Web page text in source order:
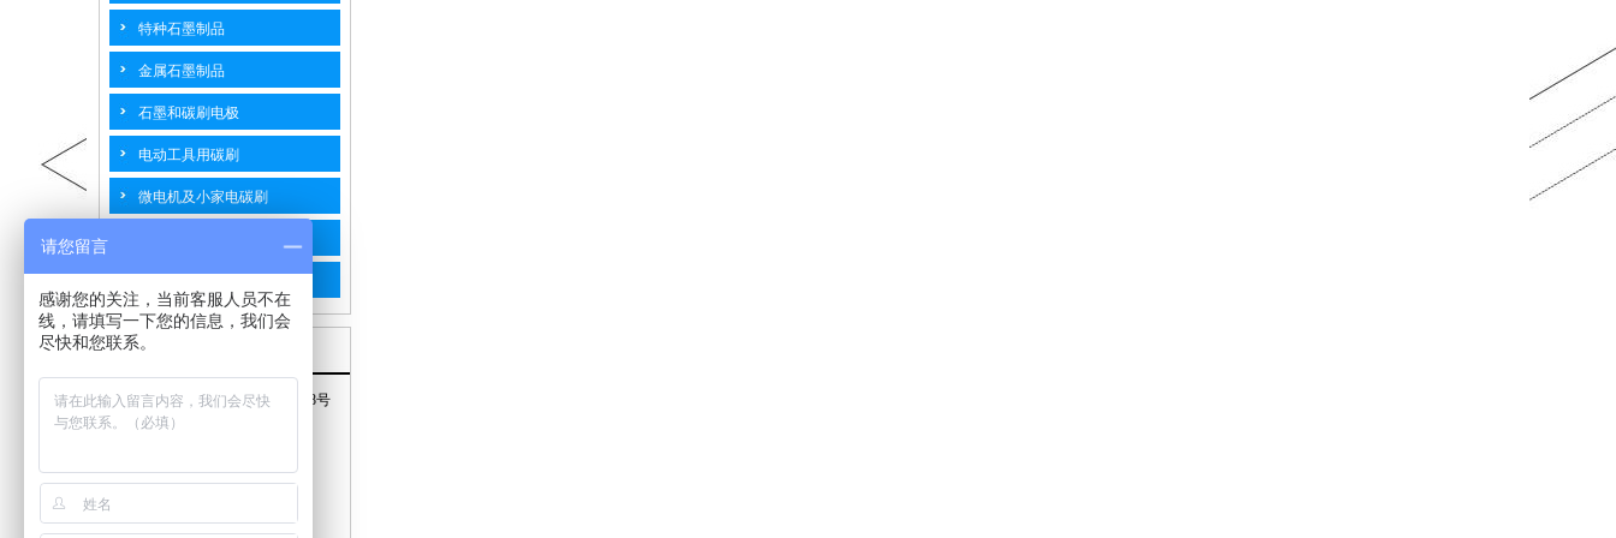
特种石墨制品
金属石墨制品
石墨和碳刷电极
电动工具用碳刷
微电机及小家电碳刷
联系我们
地址：江苏省海门市南海路768号
手机：15240577778
电话：0513-82187598
请您留言
感谢您的关注，当前客服人员不在
线，请填写一下您的信息，我们会
尽快和您联系。